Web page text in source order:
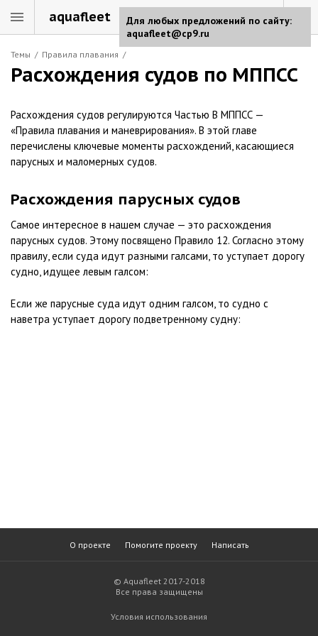
aquafleet
Темы / Правила плавания /
Расхождения судов по МППСС
Расхождения судов регулируются Частью B МППСС —
«Правила плавания и маневрирования». В этой главе
перечислены ключевые моменты расхождений, касающиеся
парусных и маломерных судов.
Расхождения парусных судов
Самое интересное в нашем случае — это расхождения
парусных судов. Этому посвящено Правило 12. Согласно этому
правилу, если суда идут разными галсами, то уступает дорогу
судно, идущее левым галсом:
Если же парусные суда идут одним галсом, то судно с
наветра уступает дорогу подветренному судну:
© Aquafleet 2017-2018
Все права защищены
Условия использования
О проекте Помогите проекту Написать
Для любых предложений по сайту:
aquafleet@cp9.ru